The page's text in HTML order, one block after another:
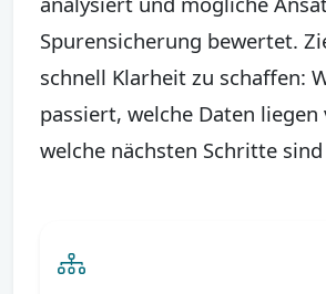
Spurensicherung bewertet.
schnell Klarheit zu schaffen:
passiert, welche Daten liegen
welche nächsten Schritte